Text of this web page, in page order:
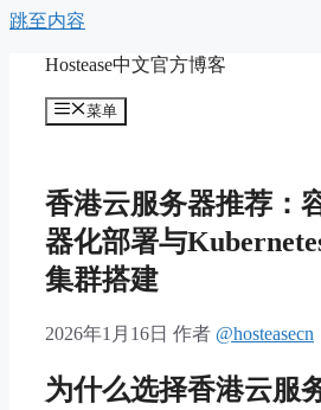
跳至内容
Hostease中文官方博客
菜单
香港云服务器推荐：
器化部署与
集群搭建
2026年1月16日 作者 @hosteasecn
为什么选择香港云服